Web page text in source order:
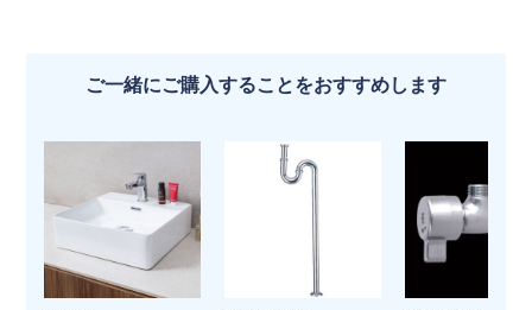
ご一緒にご購入することをおすすめします